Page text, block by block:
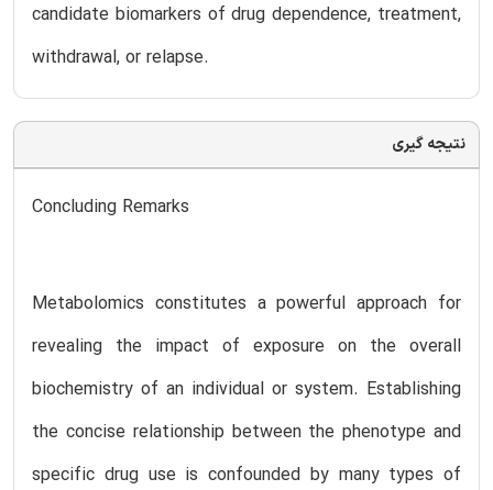
candidate biomarkers of drug dependence, treatment,
withdrawal, or relapse.
نتیجه گیری
Concluding Remarks
Metabolomics constitutes a powerful approach for
revealing the impact of exposure on the overall
biochemistry of an individual or system. Establishing
the concise relationship between the phenotype and
specific drug use is confounded by many types of